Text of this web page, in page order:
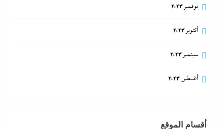
نوفمبر 2023
أكتوبر 2023
سبتمبر 2023
أغسطس 2023
أقسام الموقع